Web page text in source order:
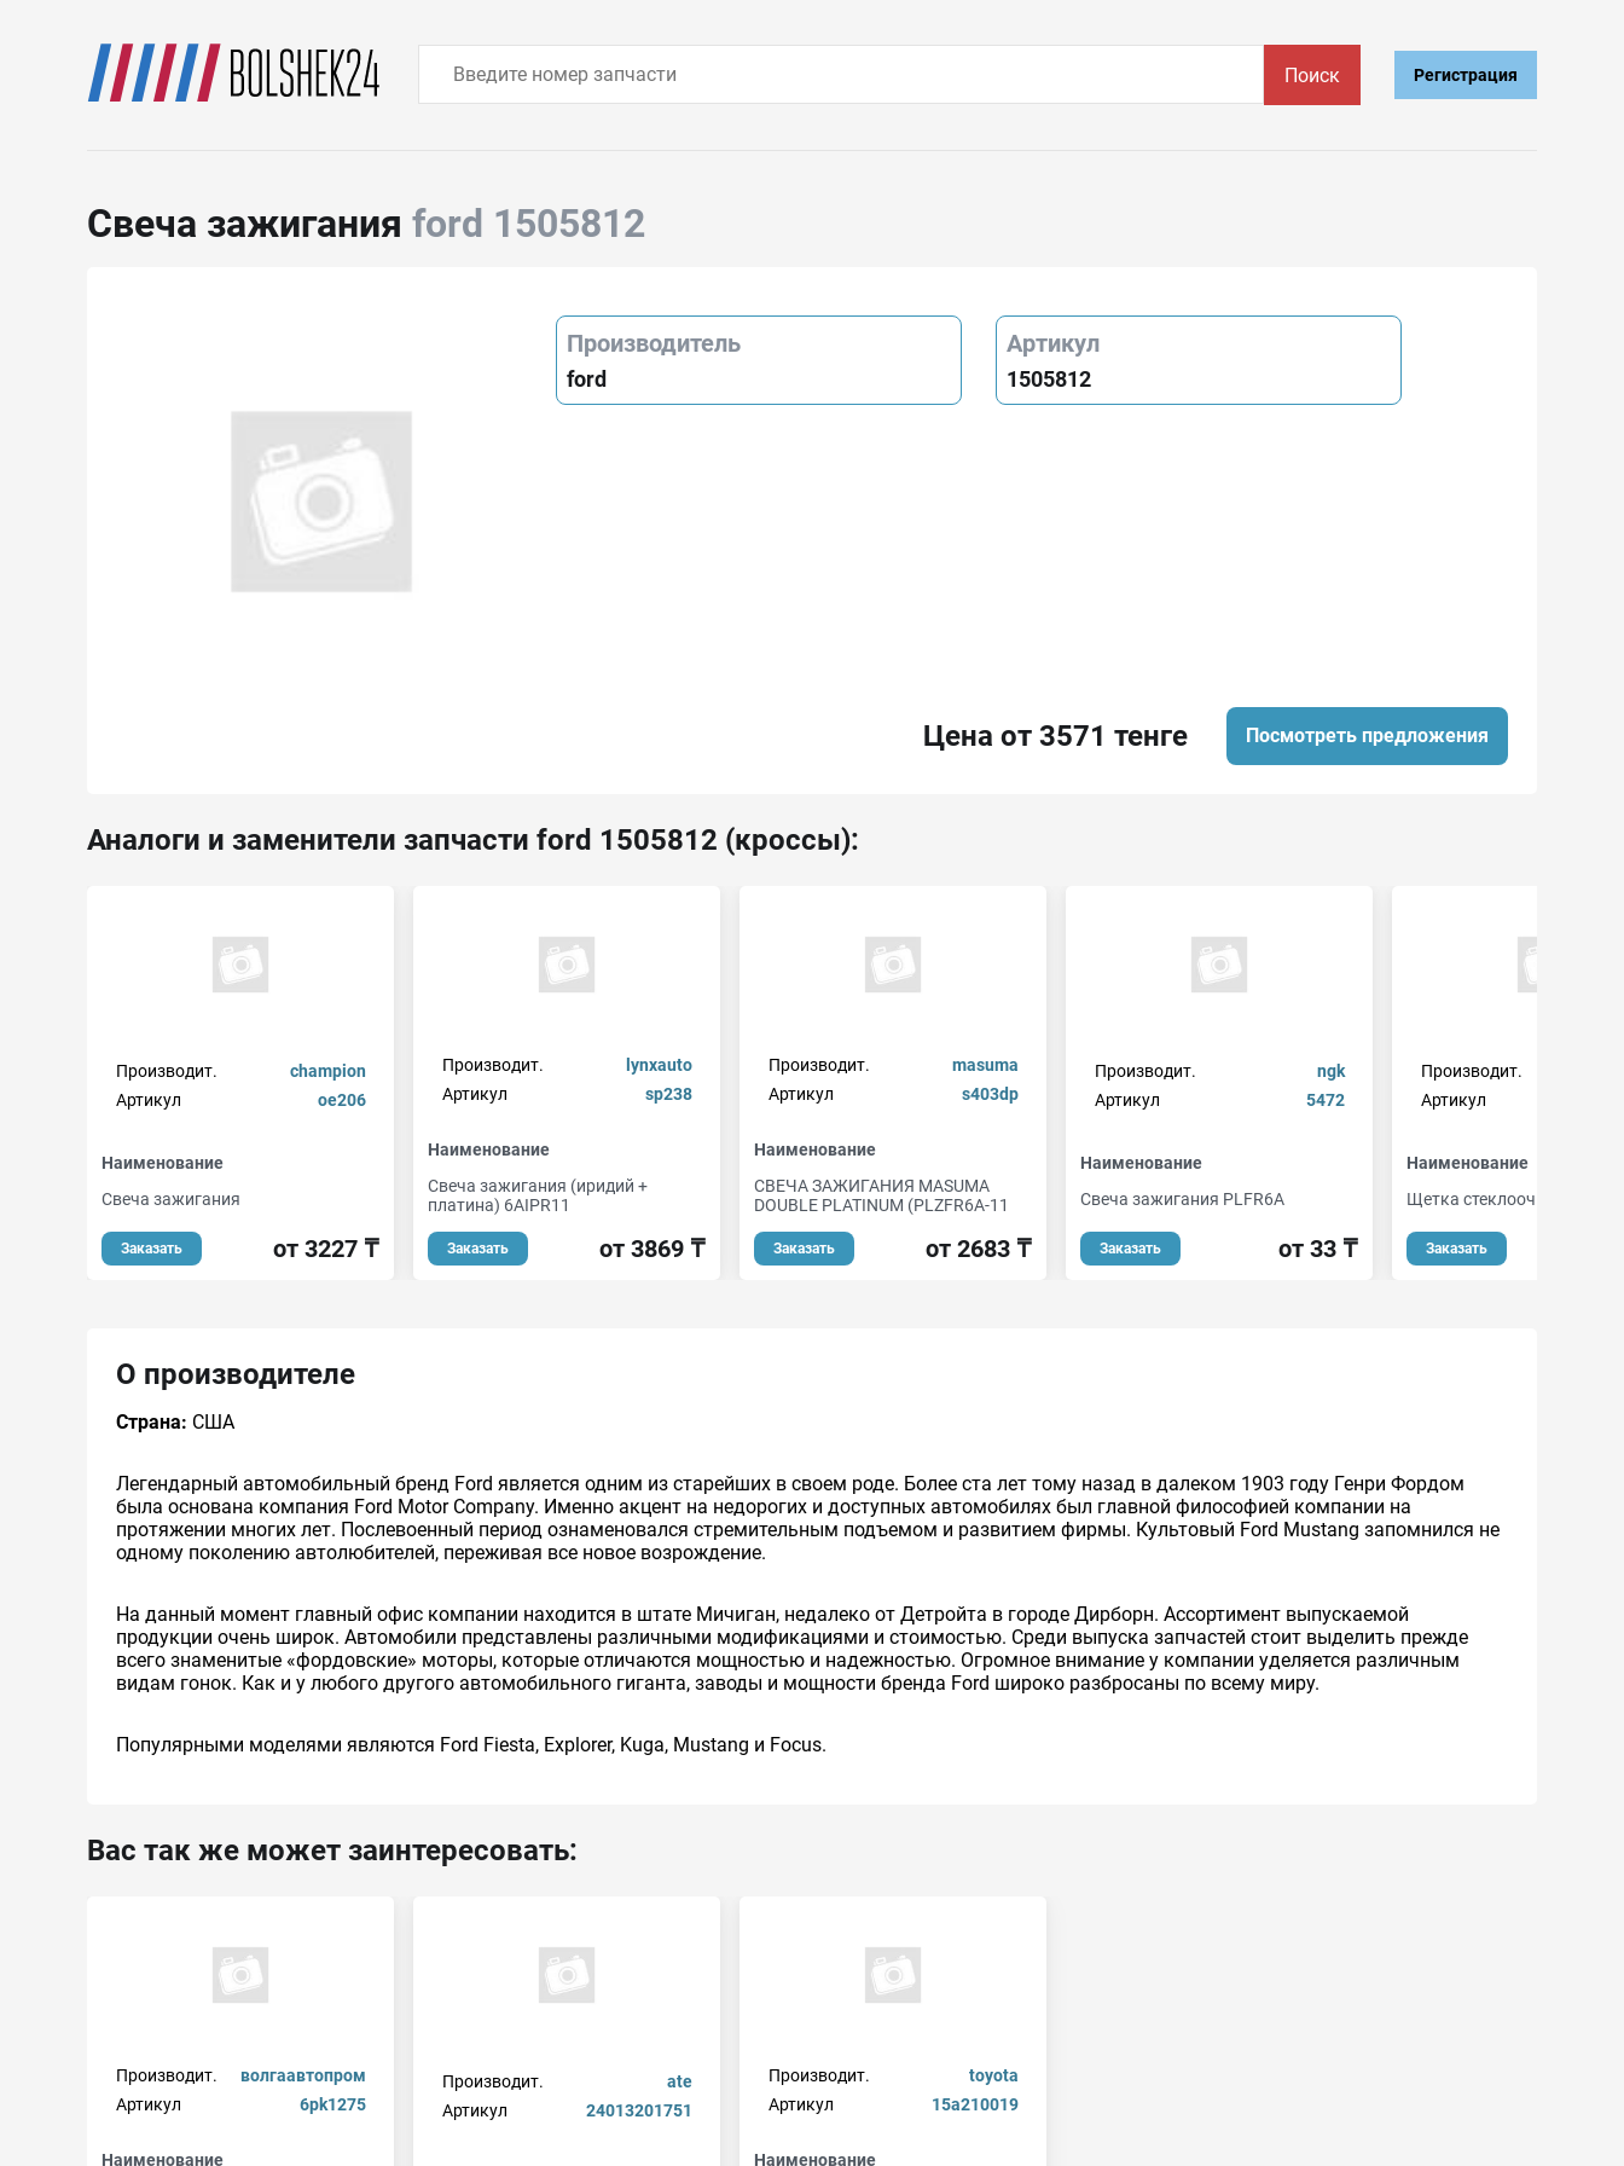
Поиск Регистрация
Свеча зажигания ford 1505812
Производитель
ford
Артикул
1505812
Цена от 3571 тенге Посмотреть предложения
Аналоги и заменители запчасти ford 1505812 (кроссы):
Производит.
champion
Артикул
oe206
Наименование
Свеча зажигания
Заказать от 3227 ₸
Производит.
lynxauto
Артикул
sp238
Наименование
Свеча зажигания (иридий +
платина) 6AIPR11
Заказать от 3869 ₸
Производит.
masuma
Артикул
s403dp
Наименование
СВЕЧА ЗАЖИГАНИЯ MASUMA
DOUBLE PLATINUM (PLZFR6A-11
Заказать от 2683 ₸
Производит.
ngk
Артикул
5472
Наименование
Свеча зажигания PLFR6A
Заказать от 33 ₸
Производит.
Артикул
Наименование
Щетка стеклоочистителя
Заказать
О производителе
Страна: США
Легендарный автомобильный бренд Ford является одним из старейших в своем роде. Более ста лет тому назад в далеком 1903 году Генри Фордом
была основана компания Ford Motor Company. Именно акцент на недорогих и доступных автомобилях был главной философией компании на
протяжении многих лет. Послевоенный период ознаменовался стремительным подъемом и развитием фирмы. Культовый Ford Mustang запомнился не
одному поколению автолюбителей, переживая все новое возрождение.
На данный момент главный офис компании находится в штате Мичиган, недалеко от Детройта в городе Дирборн. Ассортимент выпускаемой
продукции очень широк. Автомобили представлены различными модификациями и стоимостью. Среди выпуска запчастей стоит выделить прежде
всего знаменитые «фордовские» моторы, которые отличаются мощностью и надежностью. Огромное внимание у компании уделяется различным
видам гонок. Как и у любого другого автомобильного гиганта, заводы и мощности бренда Ford широко разбросаны по всему миру.
Популярными моделями являются Ford Fiesta, Explorer, Kuga, Mustang и Focus.
Вас так же может заинтересовать:
Производит.
волгаавтопром
Артикул
6pk1275
Наименование
Производит.
ate
Артикул
24013201751
Производит.
toyota
Артикул
15a210019
Наименование